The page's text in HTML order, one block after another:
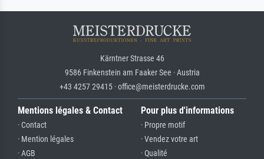
Kärntner Strasse 46
9586 Finkenstein am Faaker See · Austria
+43 4257 29415 · office@meisterdrucke.com
Mentions légales & Contact
· Contact
· Mention légales
· AGB
Pour plus d'informations
· Propre motif
· Vendez votre art
· Qualité